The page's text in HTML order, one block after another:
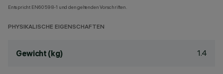
Entspricht EN60598-1 und den geltenden Vorschriften.
PHYSIKALISCHE EIGENSCHAFTEN
Gewicht (kg) 1.4